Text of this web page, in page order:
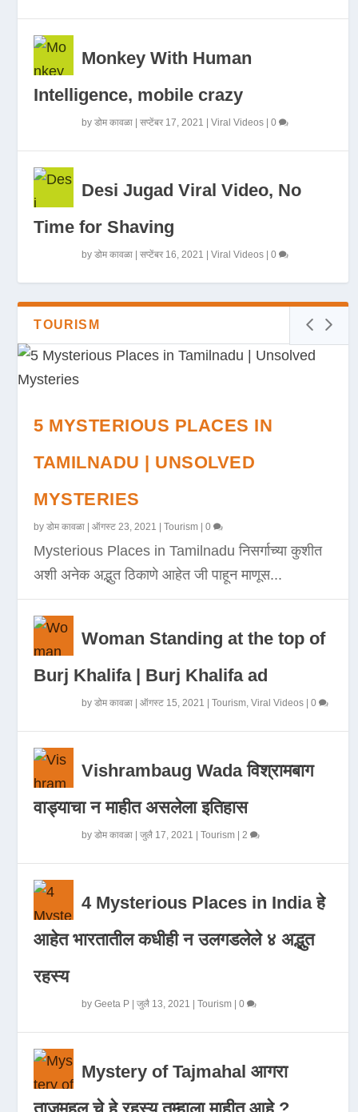
Monkey With Human
Intelligence, mobile crazy
byडोम कावळा |सप्टेंबर 17, 2021 |Viral Videos |0
Desi Jugad Viral Video, No
Time for Shaving
byडोम कावळा |सप्टेंबर 16, 2021 |Viral Videos |0
TOURISM
5 MYSTERIOUS PLACES IN
TAMILNADU | UNSOLVED
MYSTERIES
byडोम कावळा |ऑगस्ट 23, 2021 |Tourism |0
Mysterious Places in Tamilnadu निसर्गाच्या कुशीत
अशी अनेक अद्भुत ठिकाणे आहेत जी पाहून माणूस...
Woman Standing at the top of
Burj Khalifa | Burj Khalifa ad
byडोम कावळा |ऑगस्ट 15, 2021 |Tourism,Viral Videos |0
Vishrambaug Wada विश्रामबाग
वाड्याचा न माहीत असलेला इतिहास
byडोम कावळा |जुलै 17, 2021 |Tourism |2
4 Mysterious Places in India हे
आहेत भारतातील कधीही न उलगडलेले ४ अद्भुत
रहस्य
byGeeta P |जुलै 13, 2021 |Tourism |0
Mystery of Tajmahal आगरा